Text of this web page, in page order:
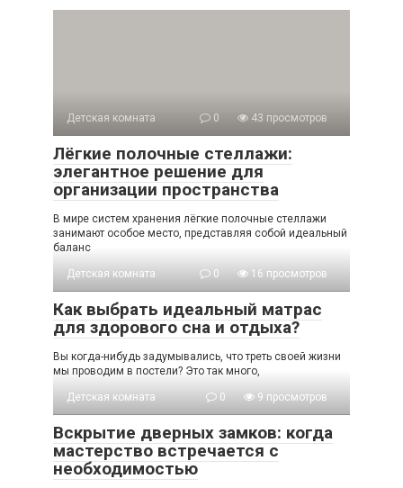
Детская комната 0 43 просмотров
Лёгкие полочные стеллажи:
элегантное решение для
организации пространства
В мире систем хранения лёгкие полочные стеллажи
занимают особое место, представляя собой идеальный
баланс
Детская комната 0 16 просмотров
Как выбрать идеальный матрас
для здорового сна и отдыха?
Вы когда-нибудь задумывались, что треть своей жизни
мы проводим в постели? Это так много,
Детская комната 0 9 просмотров
Вскрытие дверных замков: когда
мастерство встречается с
необходимостью